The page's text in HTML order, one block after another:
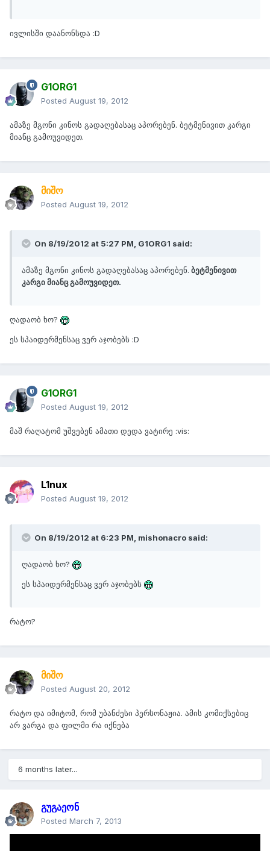
ივლისში დაანონსდა :D
G1ORG1
Posted August 19, 2012
ამაზე მგონი კინოს გადაღებასაც აპორებენ. ბეტმენივით კარგი
მიანც გამოუვიდეთ.
მიშო
Posted August 19, 2012
On 8/19/2012 at 5:27 PM, G1ORG1 said:
ამაზე მგონი კინოს გადაღებასაც აპორებენ. ბეტმენივით
კარგი მიანც გამოუვიდეთ.
ღადაობ ხო?
ეს სპაიდერმენსაც ვერ აჯობებს :D
G1ORG1
Posted August 19, 2012
მაშ რაღატომ უშვებენ ამათი დედა ვატირე :vis:
L1nux
Posted August 19, 2012
On 8/19/2012 at 6:23 PM, mishonacro said:
ღადაობ ხო?
ეს სპაიდერმენსაც ვერ აჯობებს
რატო?
მიშო
Posted August 20, 2012
რატო და იმიტომ, რომ უბანძესი პერსონაჟია. ამის კომიქსებიც
არ ვარგა და ფილმი რა იქნება
6 months later...
გუგაეონ
Posted March 7, 2013